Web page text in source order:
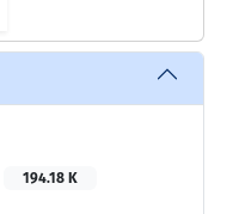
194.18 K